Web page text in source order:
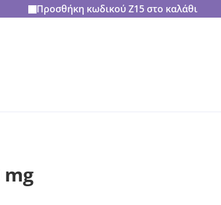
Προσθήκη κωδικού Z15 στο καλάθι